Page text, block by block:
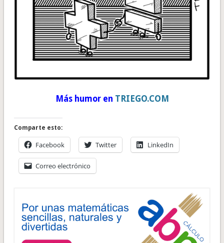
Más humor en TRIEGO.COM
Comparte esto:
Facebook Twitter LinkedIn
Correo electrónico